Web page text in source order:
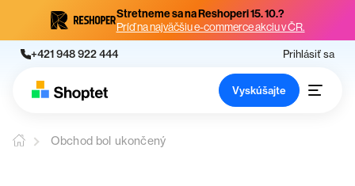
Stretneme sa na Reshoperi 15. 10.?
Príď na najväčšiu e-commerce akciu v ČR.
+421 948 922 444 Prihlásiť sa
Vyskúšajte
Obchod bol ukončený